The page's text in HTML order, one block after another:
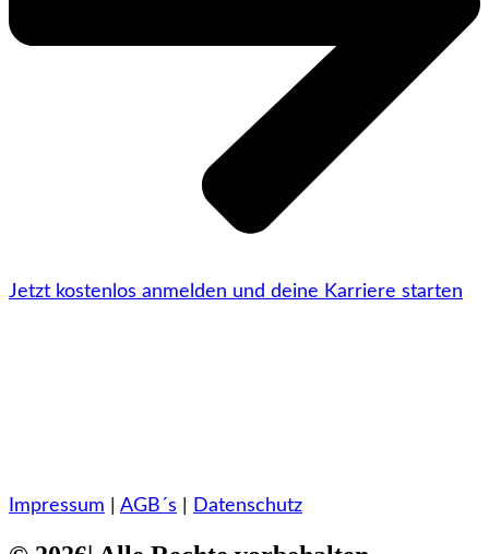
Jetzt kostenlos anmelden und deine Karriere starten
Impressum AGB´s Datenschutz